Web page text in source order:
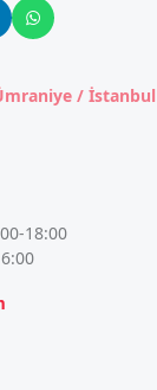

/ İstanbul
18:00